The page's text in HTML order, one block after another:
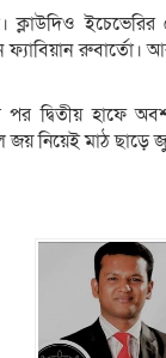
ক্লাউদিও
রুবার্তো।
দ্বিতীয় হাফে
নিয়েই মাঠ ছাড়ে